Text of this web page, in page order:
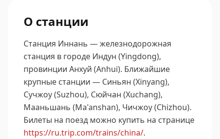
О станции
Станция Иннань — железнодорожная
станция в городе Индун (Yingdong),
провинции Анхуй (Anhui). Ближайшие
крупные станции — Синьян (Xinyang),
Сучжоу (Suzhou), Сюйчан (Xuchang),
Мааньшань (Ma'anshan), Чичжоу (Chizhou).
Билеты на поезд можно купить на странице
https://ru.trip.com/trains/china/.